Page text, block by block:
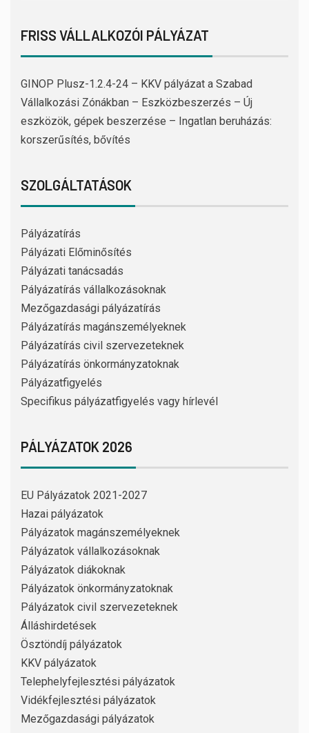
FRISS VÁLLALKOZÓI PÁLYÁZAT
GINOP Plusz-1.2.4-24 – KKV pályázat a Szabad
Vállalkozási Zónákban – Eszközbeszerzés – Új
eszközök, gépek beszerzése – Ingatlan beruházás:
korszerűsítés, bővítés
SZOLGÁLTATÁSOK
Pályázatírás
Pályázati Előminősítés
Pályázati tanácsadás
Pályázatírás vállalkozásoknak
Mezőgazdasági pályázatírás
Pályázatírás magánszemélyeknek
Pályázatírás civil szervezeteknek
Pályázatírás önkormányzatoknak
Pályázatfigyelés
Specifikus pályázatfigyelés vagy hírlevél
PÁLYÁZATOK 2026
EU Pályázatok 2021-2027
Hazai pályázatok
Pályázatok magánszemélyeknek
Pályázatok vállalkozásoknak
Pályázatok diákoknak
Pályázatok önkormányzatoknak
Pályázatok civil szervezeteknek
Álláshirdetések
Ösztöndíj pályázatok
KKV pályázatok
Telephelyfejlesztési pályázatok
Vidékfejlesztési pályázatok
Mezőgazdasági pályázatok